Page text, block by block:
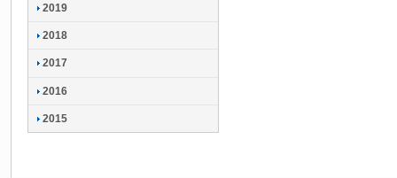
2019
2018
2017
2016
2015